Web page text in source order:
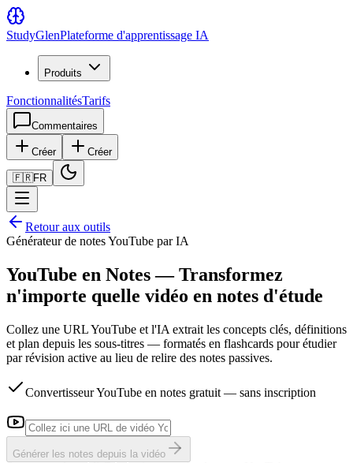
StudyGlenPlateforme d'apprentissage IA
Produits
FonctionnalitésTarifs
Commentaires
Créer Créer
🇫🇷FR
Retour aux outils
Générateur de notes YouTube par IA
YouTube en Notes — Transformez
n'importe quelle vidéo en notes d'étude
Collez une URL YouTube et l'IA extrait les concepts clés, définitions
et plan depuis les sous-titres — formatés en flashcards pour étudier
par révision active au lieu de relire des notes passives.
Convertisseur YouTube en notes gratuit — sans inscription
Générer les notes depuis la vidéo